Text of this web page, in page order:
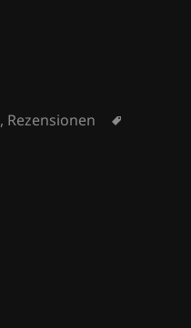
, Rezensionen